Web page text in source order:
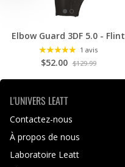
Elbow Guard 3DF 5.0 - Flint
1 avis
$52.00 $129.99
L'UNIVERS LEATT
Contactez-nous
À propos de nous
Laboratoire Leatt